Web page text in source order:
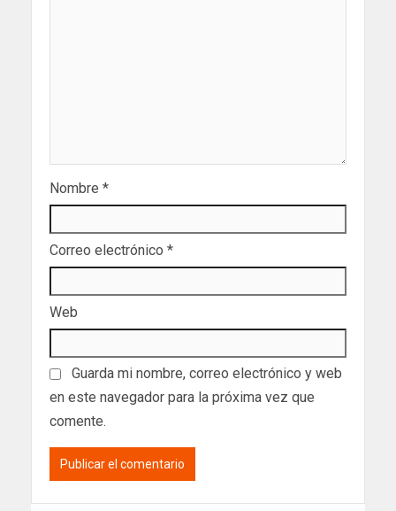
Nombre *
Correo electrónico *
Web
Guarda mi nombre, correo electrónico y web
en este navegador para la próxima vez que
comente.